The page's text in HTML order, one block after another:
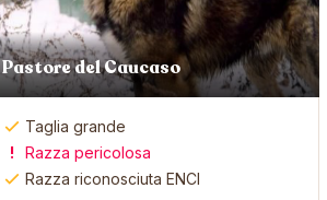
Pastore del Caucaso
Taglia grande
Razza pericolosa
Razza riconosciuta ENCI